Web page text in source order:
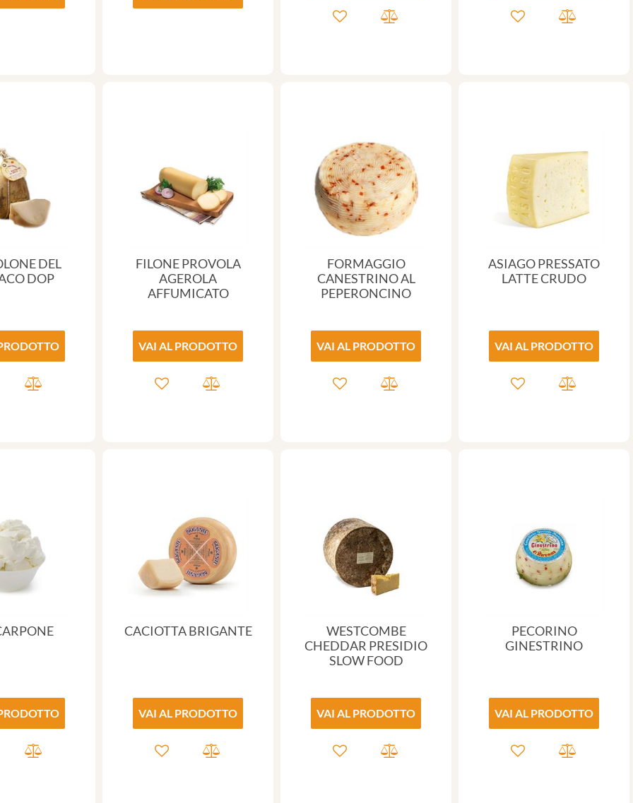
DEL
DOP
FILONE PROVOLA
AGEROLA
AFFUMICATO
VAI AL PRODOTTO
FORMAGGIO
CANESTRINO AL
PEPERONCINO
VAI AL PRODOTTO
ASIAGO PRESSATO
LATTE CRUDO
VAI AL PRODOTTO
CACIOTTA BRIGANTE
VAI AL PRODOTTO
WESTCOMBE
CHEDDAR PRESIDIO
SLOW FOOD
VAI AL PRODOTTO
PECORINO
GINESTRINO
VAI AL PRODOTTO